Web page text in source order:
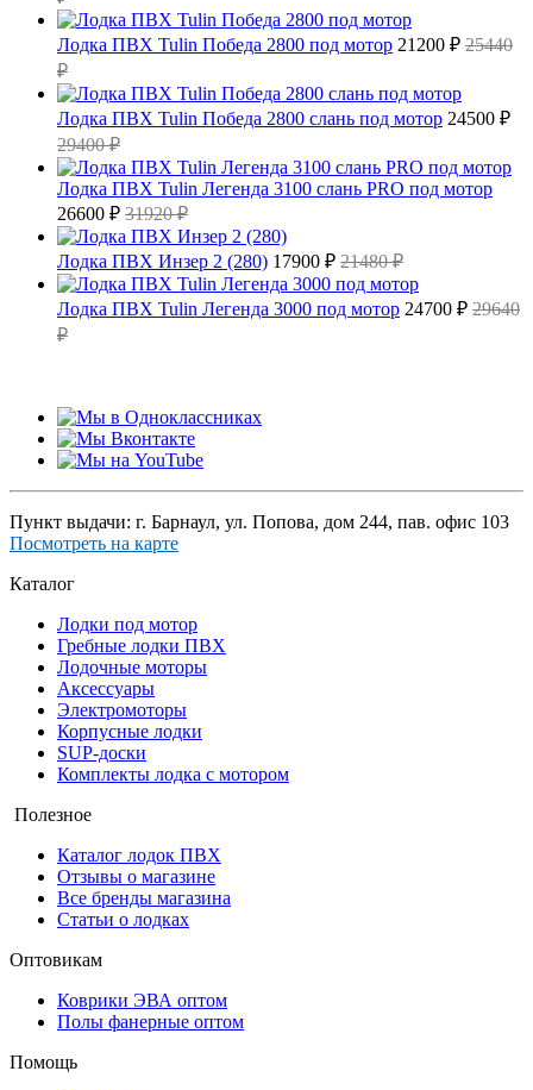
Лодка ПВХ Tulin Победа 2800 под мотор 21200 ₽ 25440
₽
Лодка ПВХ Tulin Победа 2800 слань под мотор 24500 ₽
29400 ₽
Лодка ПВХ Tulin Легенда 3100 слань PRO под мотор
26600 ₽ 31920 ₽
Лодка ПВХ Инзер 2 (280) 17900 ₽ 21480 ₽
Лодка ПВХ Tulin Легенда 3000 под мотор 24700 ₽ 29640
₽
Пункт выдачи: г. Барнаул, ул. Попова, дом 244, пав. офис 103
Посмотреть на карте
Каталог
Лодки под мотор
Гребные лодки ПВХ
Лодочные моторы
Аксессуары
Электромоторы
Корпусные лодки
SUP-доски
Комплекты лодка с мотором
Полезное
Каталог лодок ПВХ
Отзывы о магазине
Все бренды магазина
Статьи о лодках
Оптовикам
Коврики ЭВА оптом
Полы фанерные оптом
Помощь